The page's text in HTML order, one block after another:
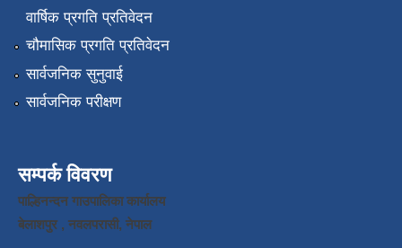
वार्षिक प्रगति प्रतिवेदन
चौमासिक प्रगति प्रतिवेदन
सार्वजनिक सुनुवाई
सार्वजनिक परीक्षण
सम्पर्क विवरण
पाल्हिनन्दन गाउपालिका कार्यालय
बेलाशपुर , नवलपरासी, नेपाल